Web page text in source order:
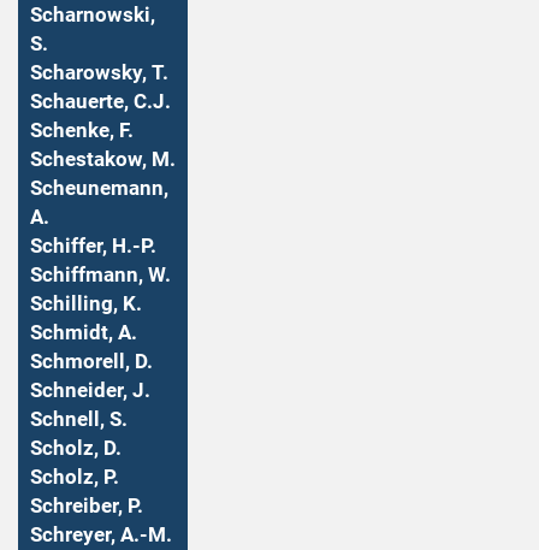
Scharnowski,
S.
Scharowsky, T.
Schauerte, C.J.
Schenke, F.
Schestakow, M.
Scheunemann,
A.
Schiffer, H.-P.
Schiffmann, W.
Schilling, K.
Schmidt, A.
Schmorell, D.
Schneider, J.
Schnell, S.
Scholz, D.
Scholz, P.
Schreiber, P.
Schreyer, A.-M.